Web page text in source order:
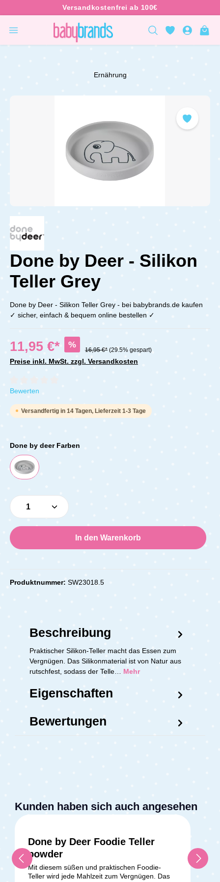
Ernährung
Done by Deer - Silikon
Teller Grey
Done by Deer - Silikon Teller Grey - bei babybrands.de kaufen
✓ sicher, einfach & bequem online bestellen ✓
11,95 €* %
16,95 €* (29.5% gespart)
Preise inkl. MwSt. zzgl. Versandkosten
Durchschnittliche Bewertung von 0 von 5 Sternen
Bewerten
Versandfertig in 14 Tagen, Lieferzeit 1-3 Tage
Done by deer Farben
Produkt Anzahl: Gib den gewünschten
In den Warenkorb
Produktnummer: SW23018.5
Beschreibung
Praktischer Silikon-Teller macht das Essen zum
Vergnügen. Das Silikonmaterial ist von Natur aus
rutschfest, sodass der Telle… Mehr
Eigenschaften
Bewertungen
Kunden haben sich auch angesehen
Done by Deer Foodie Teller
powder
Mit diesem süßen und praktischen Foodie-
Teller wird jede Mahlzeit zum Vergnügen. Das